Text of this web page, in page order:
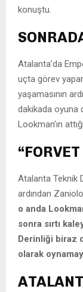
konuştu.
Atalanta’da
uçta görev
yaşamasının
dakikada oyuna
Lookman’ın
Atalanta Teknik
ardından
o anda
sonra sırtı
Derinliği biraz
olarak